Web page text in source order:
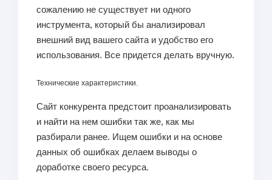
сожалению не существует ни одного
инструмента, который бы анализировал
внешний вид вашего сайта и удобство его
использования. Все придется делать вручную.
Технические характеристики.
Сайт конкурента предстоит проанализировать
и найти на нем ошибки так же, как мы
разбирали ранее. Ищем ошибки и на основе
данных об ошибках делаем выводы о
доработке своего ресурса.